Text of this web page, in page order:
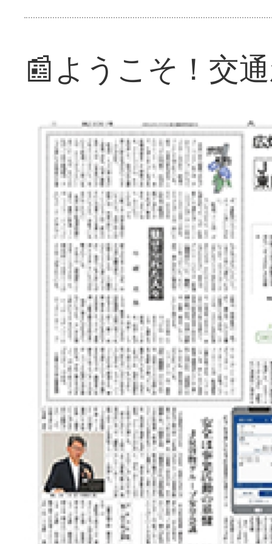
📰ようこそ！交